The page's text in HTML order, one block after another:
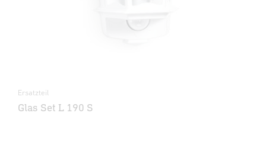
Ersatzteil
Glas Set L 190 S